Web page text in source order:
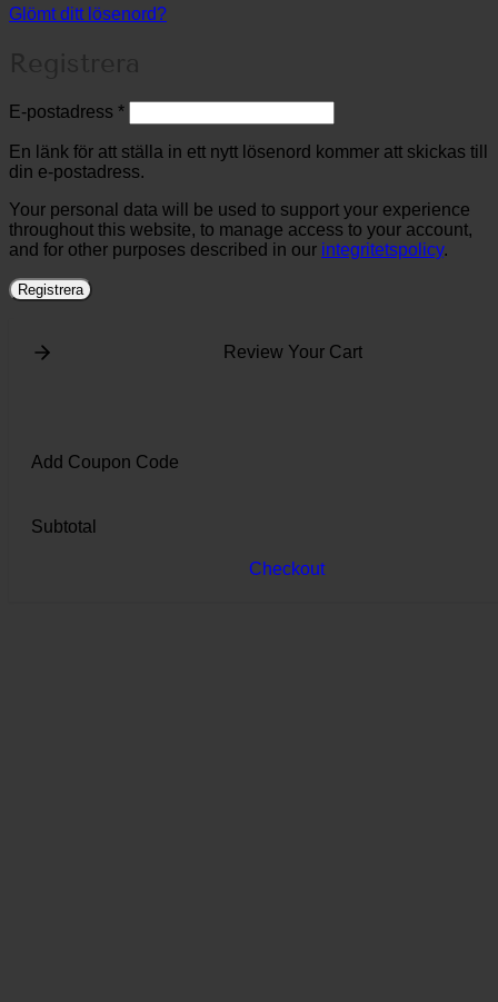
Glömt ditt lösenord?
E-postadress *Obligatoriskt
En länk för att ställa in ett nytt lösenord kommer att skickas till
din e-postadress.
Your personal data will be used to support your experience
throughout this website, to manage access to your account,
and for other purposes described in our integritetspolicy.
Registrera
Review Your Cart
Add Coupon Code
Subtotal
Checkout